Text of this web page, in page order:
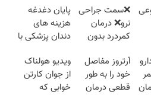
برگردون
(40%off)
|
❌سمت جراحی
نرو❌ درمان
کمردرد بدون
پایان دغدغه
هزینه های
دندان پزشکی با
کننده خانگی
آرتروز مفاصل
خود را به طور
قطعی درمان
ویدیو هولناک
از جوان کارتن
خوابی که